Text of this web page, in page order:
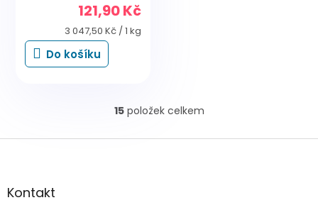
121,90 Kč
Měrná
cena:
3 047,50 Kč / 1 kg
Do košíku
O
l
15položek celkem
Z
aKontakt